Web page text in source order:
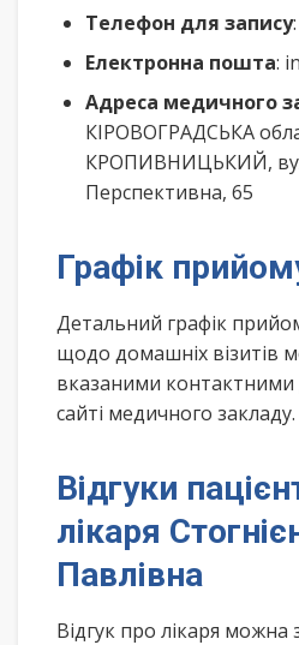
Телефон для запису:
Електронна пошта:
Адреса медичного
КІРОВОГРАДСЬКА
КРОПИВНИЦЬКИЙ,
Перспективна, 65
Графік
Детальний графік
щодо домашніх візитів
вказаними
сайті медичного закладу.
Відгуки
лікаря
Павлівна
Відгук про лікаря